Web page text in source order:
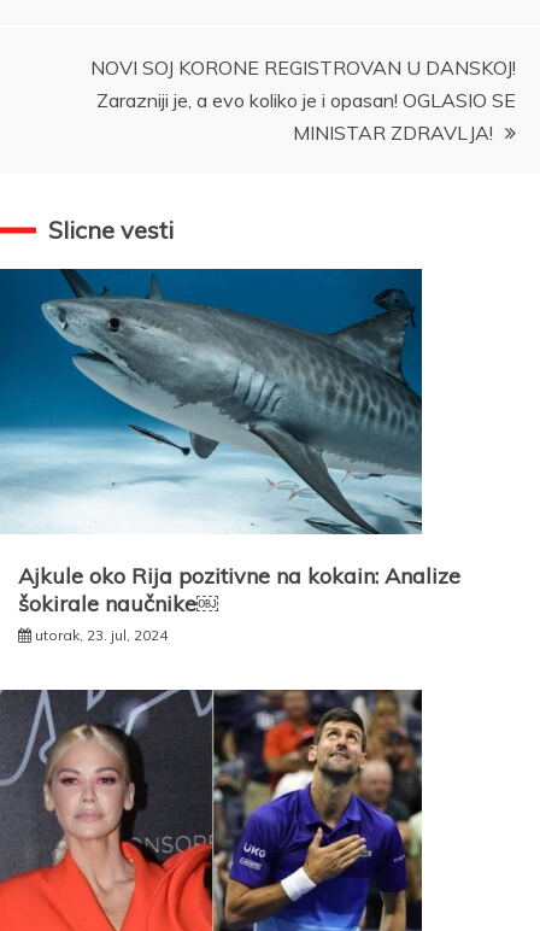
NOVI SOJ KORONE REGISTROVAN U DANSKOJ!
Zarazniji je, a evo koliko je i opasan! OGLASIO SE
MINISTAR ZDRAVLJA!
Slicne vesti
Ajkule oko Rija pozitivne na kokain: Analize
šokirale naučnike￼
utorak, 23. jul, 2024